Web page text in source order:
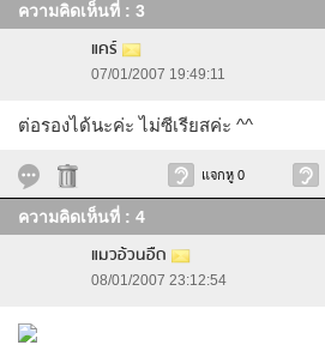
ความคิดเห็นที่ : 3
แคร์
07/01/2007 19:49:11
ต่อรองได้นะค่ะ ไม่ซีเรียสค่ะ ^^
แจกหู 0
ความคิดเห็นที่ : 4
แมวอ้วนอืด
08/01/2007 23:12:54